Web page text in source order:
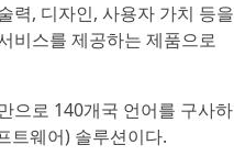
력, 디자인, 사용자 가치 등을
비스를 제공하는 제품으로
으로 140개국 언어를 구사하
트웨어) 솔루션이다.